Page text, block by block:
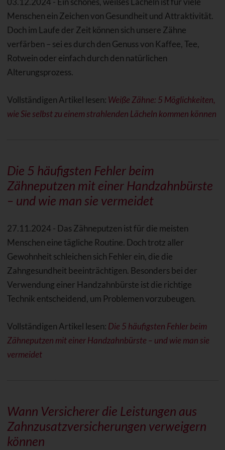
Menschen ein Zeichen von Gesundheit und Attraktivität.
Doch im Laufe der Zeit können sich unsere Zähne
verfärben – sei es durch den Genuss von Kaffee, Tee,
Rotwein oder einfach durch den natürlichen
Alterungsprozess.
Vollständigen Artikel lesen: Weiße Zähne: 5 Möglichkeiten,
wie Sie selbst zu einem strahlenden Lächeln kommen können
Die 5 häufigsten Fehler beim
Zähneputzen mit einer Handzahnbürste
– und wie man sie vermeidet
27.11.2024 - Das Zähneputzen ist für die meisten
Menschen eine tägliche Routine. Doch trotz aller
Gewohnheit schleichen sich Fehler ein, die die
Zahngesundheit beeinträchtigen. Besonders bei der
Verwendung einer Handzahnbürste ist die richtige
Technik entscheidend, um Problemen vorzubeugen.
Vollständigen Artikel lesen: Die 5 häufigsten Fehler beim
Zähneputzen mit einer Handzahnbürste – und wie man sie
vermeidet
Wann Versicherer die Leistungen aus
Zahnzusatzversicherungen verweigern
können